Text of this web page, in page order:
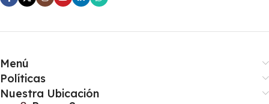
Menú
Políticas
Nuestra Ubicación